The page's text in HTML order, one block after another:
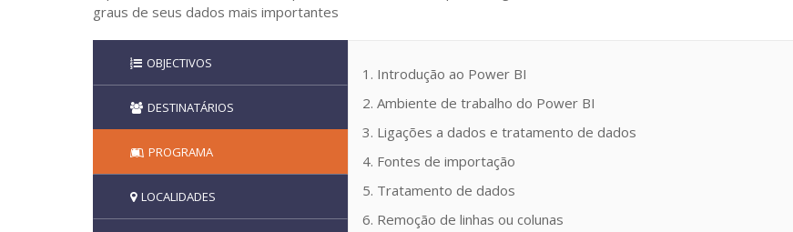
graus de seus dados mais importantes
OBJECTIVOS
DESTINATÁRIOS
PROGRAMA
LOCALIDADES
1. Introdução ao Power BI
2. Ambiente de trabalho do Power BI
3. Ligações a dados e tratamento de dados
4. Fontes de importação
5. Tratamento de dados
6. Remoção de linhas ou colunas